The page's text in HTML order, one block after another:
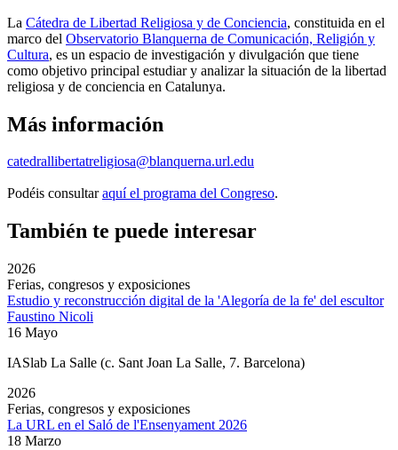
La Cátedra de Libertad Religiosa y de Conciencia, constituida en el
marco del Observatorio Blanquerna de Comunicación, Religión y
Cultura, es un espacio de investigación y divulgación que tiene
como objetivo principal estudiar y analizar la situación de la libertad
religiosa y de conciencia en Catalunya.
Más información
catedrallibertatreligiosa@blanquerna.url.edu
Podéis consultaraquí el programa del Congreso.
También te puede interesar
2026
Ferias, congresos y exposiciones
Estudio y reconstrucción digital de la 'Alegoría de la fe' del escultor
Faustino Nicoli
16 Mayo
IASlab La Salle (c. Sant Joan La Salle, 7. Barcelona)
2026
Ferias, congresos y exposiciones
La URL en el Saló de l'Ensenyament 2026
18 Marzo